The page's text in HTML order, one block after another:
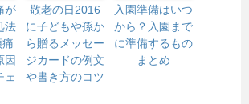
が
法
因
ェ
敬老の日2016
に子どもや孫か
ら贈るメッセー
ジカードの例文
や書き方のコツ
入園準備はいつ
から？入園まで
に準備するもの
まとめ